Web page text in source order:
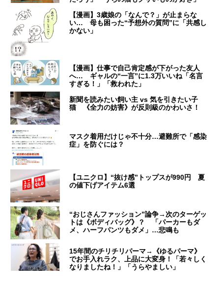
【漫画】3歳娘の「なんで？」が止まらな
い… 母も困った“予想外の質問”に「共感し
かない」
【漫画】仕事で自己肯定感が下がった友人
へ… ギャルの“一言”に1.3万いいね「名言
すぎる！」「救われた」
新聞を読みたい飼い主 vs 気を引きたい子
猫 《全力の妨害》が反則級のかわいさ！
マスク着用だけじゃ不十分…避難所で「感染
症」を防ぐには？
【ユニクロ】“抜け感”トップスが990円 夏
の値下げアイテム6選
“おじさんファッション”論争→次のターゲッ
トは《ボディバッグ》？ 「パーカーもダ
メ、ハーフパンツもダメ」…悲鳴も
15年間のチリチリパーマ→《ゆるパーマ》
でお手入れラク、上品に大変身！「若々しく
なりましたね！」「うらやましい」